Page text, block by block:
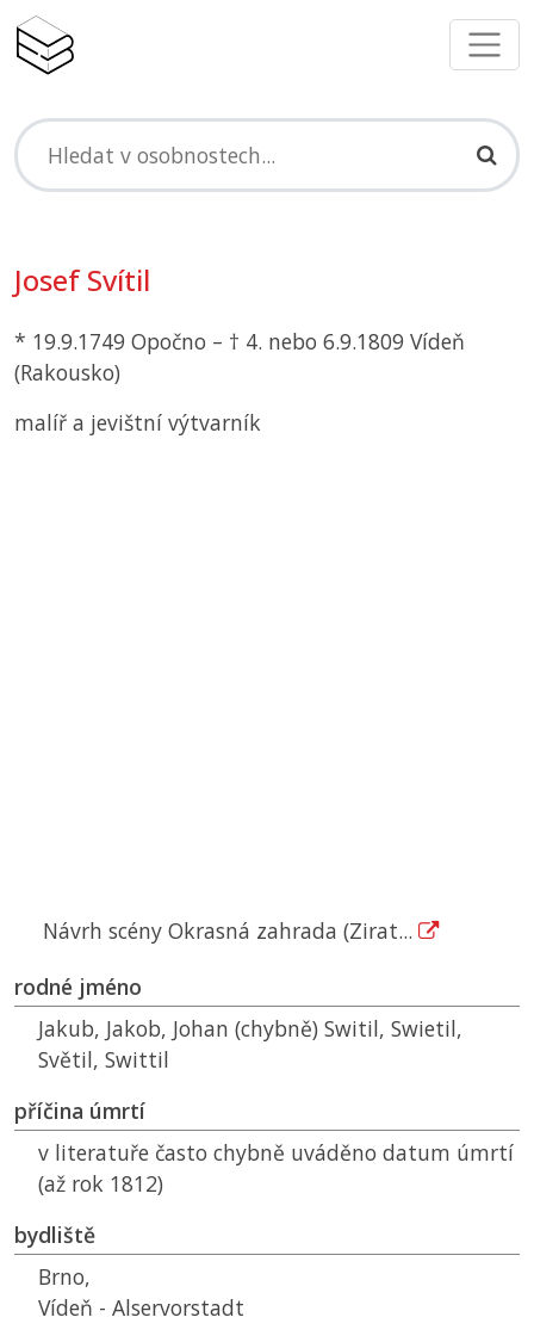
Josef Svítil
* 19.9.1749 Opočno – † 4. nebo 6.9.1809 Vídeň
(Rakousko)
malíř a jevištní výtvarník
Návrh scény Okrasná zahrada (Zirat...
rodné jméno
Jakub, Jakob, Johan (chybně) Switil, Swietil,
Světil, Swittil
příčina úmrtí
v literatuře často chybně uváděno datum úmrtí
(až rok 1812)
bydliště
Brno,
Vídeň - Alservorstadt